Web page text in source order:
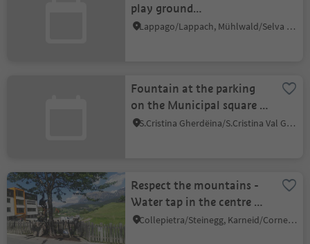
play ground
Lappach/Lappago
Lappago/Lappach, Mühlwald/Selva dei Molini, Ahrntal/Valle Aurina
Fountain at the parking
on the Municipal square S.
Cristina
S.Cristina Gherdëina/S.Cristina Val Gardena/S.Cristina Gherdëina/St.Christina in Gröden, S.Crestina Gherdëina/Santa Cristina Val Gardana, Dolomites Region Val Gardena
Respect the mountains -
Water tap in the centre of
Steinegg
Collepietra/Steinegg, Karneid/Cornedo all'Isarco, Dolomites Region Eggental